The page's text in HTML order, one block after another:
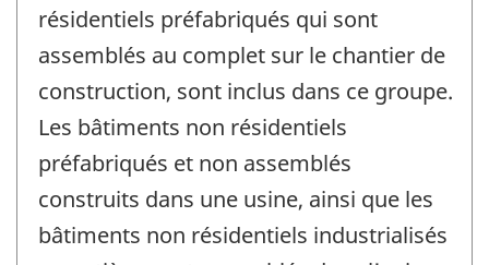
résidentiels préfabriqués qui sont
assemblés au complet sur le chantier de
construction, sont inclus dans ce groupe.
Les bâtiments non résidentiels
préfabriqués et non assemblés
construits dans une usine, ainsi que les
bâtiments non résidentiels industrialisés